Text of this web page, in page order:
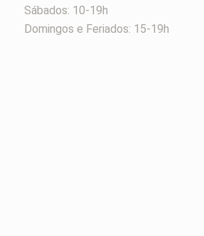
Sábados: 10-19h
Domingos e Feriados: 15-19h